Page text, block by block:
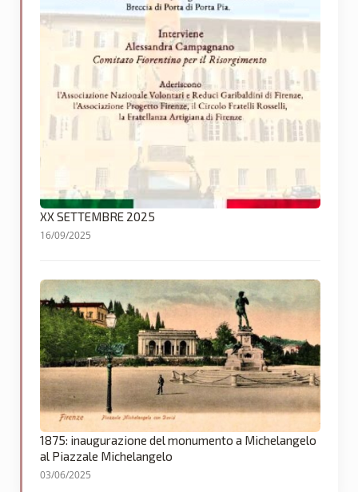
XX SETTEMBRE 2025
16/09/2025
1875: inaugurazione del monumento a Michelangelo
al Piazzale Michelangelo
03/06/2025